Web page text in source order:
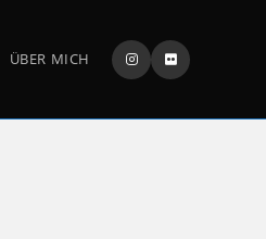
ÜBER MICH